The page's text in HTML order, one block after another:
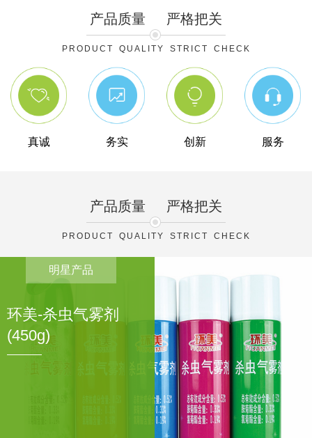
产品质量 严格把关
PRODUCT QUALITY STRICT CHECK
真诚 务实 创新 服务
产品质量 严格把关
PRODUCT QUALITY STRICT CHECK
明星产品
环美-杀虫气雾剂
(450g)